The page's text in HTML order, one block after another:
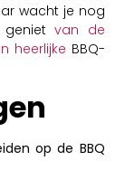
wacht je nog
genietvan de
heerlijke BBQ-
op de BBQ